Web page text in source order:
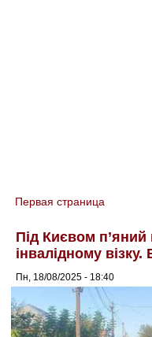
You are here
Первая страница
Під Києвом п’яний
інвалідному
Пн, 18/08/2025 - 18:40